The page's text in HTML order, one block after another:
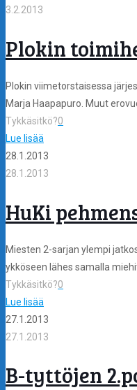
3.2.2013
Plokin
Plokin viimetorstaisessa
Marja Haapapuro. Muut
Tykkäsitkö?0
Lue lisää
28.1.2013
28.1.2013
HuKi
Miesten 2-sarjan ylempi
ykköseen lähes samalla
Tykkäsitkö?0
Lue lisää
27.1.2013
27.1.2013
B-tyttöjen